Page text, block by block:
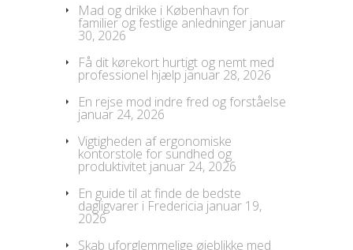
Mad og drikke i København for
familier og festlige anledninger januar
30, 2026
Få dit kørekort hurtigt og nemt med
professionel hjælp januar 28, 2026
En rejse mod indre fred og forståelse
januar 24, 2026
Vigtigheden af ergonomiske
kontorstole for sundhed og
produktivitet januar 24, 2026
En guide til at finde de bedste
dagligvarer i Fredericia januar 19,
2026
Skab uforglemmelige øjeblikke med